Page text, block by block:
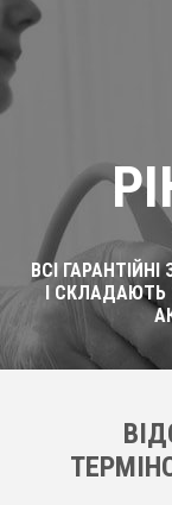
ВСІ
І СКЛАДАЮТЬ